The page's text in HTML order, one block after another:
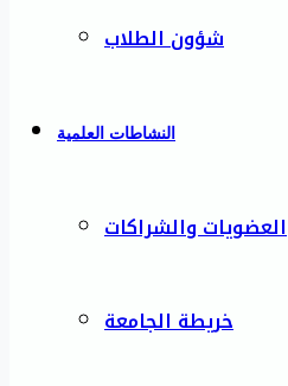
شؤون الطلاب
النشاطات العلمية
العضويات والشراكات
خريطة الجامعة